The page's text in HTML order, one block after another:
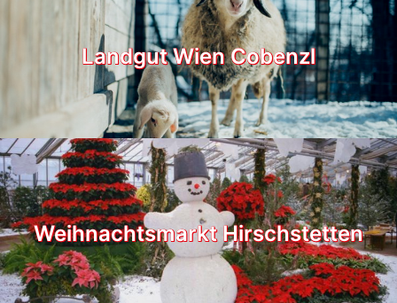
Landgut Wien Cobenzl
Weihnachtsmarkt Hirschstetten